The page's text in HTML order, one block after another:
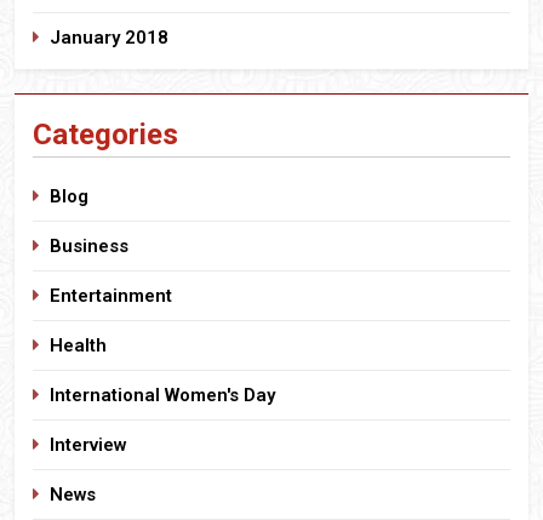
January 2018
Categories
Blog
Business
Entertainment
Health
International Women's Day
Interview
News